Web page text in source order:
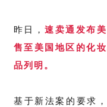
昨日，速卖通发布
售至美国地区的化
品列明。
基于新法案的要求